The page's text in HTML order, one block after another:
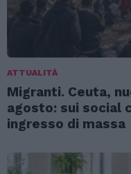
ATTUALITÀ
Migranti. Ceuta,
agosto: sui social
ingresso di massa